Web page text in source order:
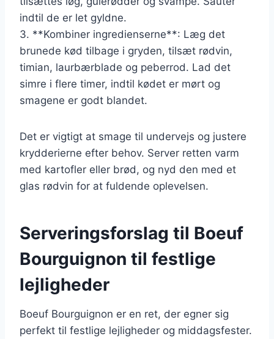
indtil de er let gyldne.
3. **Kombiner ingredienserne**: Læg det
brunede kød tilbage i gryden, tilsæt rødvin,
timian, laurbærblade og peberrod. Lad det
simre i flere timer, indtil kødet er mørt og
smagene er godt blandet.
Det er vigtigt at smage til undervejs og justere
krydderierne efter behov. Server retten varm
med kartofler eller brød, og nyd den med et
glas rødvin for at fuldende oplevelsen.
Serveringsforslag til Boeuf
Bourguignon til festlige
lejligheder
Boeuf Bourguignon er en ret, der egner sig
perfekt til festlige lejligheder og middagsfester.